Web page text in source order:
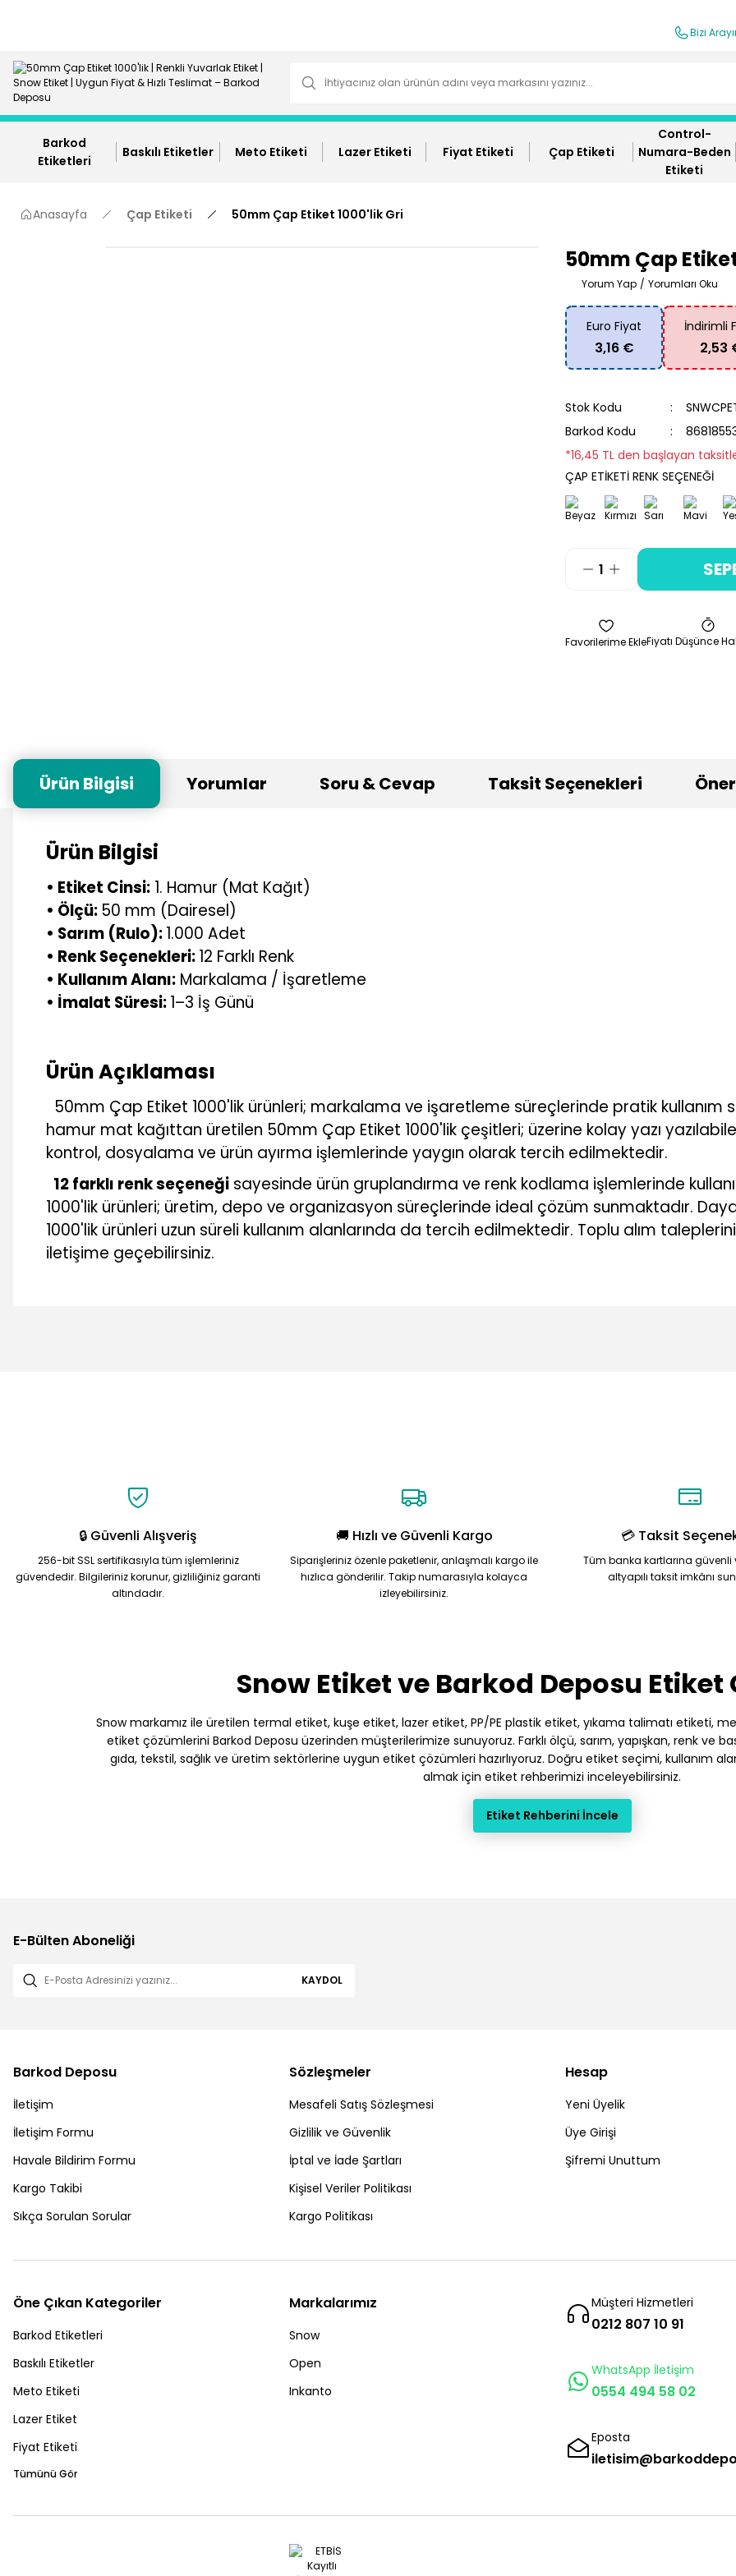
Bizi
Barkod
Etiketleri
Baskılı Etiketler Meto Etiketi Lazer Etiketi Fiyat Etiketi Çap Etiketi
Control-
Numara-Beden
Etiketi
Anasayfa Çap Etiketi 50mm Çap Etiket 1000'lik Gri
50mm Çap
Yorum Yap / Yorumları Oku
Euro Fiyat
3,16 €
İndirimli
2,53
Stok Kodu
Barkod Kodu
*16,45 TL den başlayan
ÇAP ETİKETİ RENK SEÇENEĞİ
Fiyatı Düşünce
Ürün Bilgisi Yorumlar Soru & Cevap Taksit Seçenekleri
Ürün Bilgisi
• Etiket Cinsi: 1. Hamur (Mat Kağıt)
• Ölçü:50 mm (Dairesel)
• Sarım (Rulo):1.000 Adet
• Renk Seçenekleri:12 Farklı Renk
• Kullanım Alanı: Markalama / İşaretleme
• İmalat Süresi:1–3 İş Günü
Ürün Açıklaması
50mm Çap Etiket 1000'lik ürünleri; markalama ve işaretleme süreçlerinde pratik kullanım
hamur mat kağıttan üretilen 50mm Çap Etiket 1000'lik çeşitleri; üzerine kolay yazı
kontrol, dosyalama ve ürün ayırma işlemlerinde yaygın olarak tercih edilmektedir.
12 farklı renk seçeneği sayesinde ürün gruplandırma ve renk kodlama işlemlerinde
1000'lik ürünleri; üretim, depo ve organizasyon süreçlerinde ideal çözüm sunmaktadır.
1000'lik ürünleri uzun süreli kullanım alanlarında da tercih edilmektedir. Toplu alım
iletişime geçebilirsiniz.
Bu ürüne benzer farklı alternatifler olmalı.
🔒 Güvenli Alışveriş
256-bit SSL sertifikasıyla tüm işlemleriniz
güvendedir. Bilgileriniz korunur, gizliliğiniz garanti
altındadır.
🚚 Hızlı ve Güvenli Kargo
Siparişleriniz özenle paketlenir, anlaşmalı kargo ile
hızlıca gönderilir. Takip numarasıyla kolayca
izleyebilirsiniz.
💳 Taksit
Tüm banka kartlarına güvenli
altyapılı taksit imkânı
Snow Etiket ve Barkod Deposu
Snow markamız ile üretilen termal etiket, kuşe etiket, lazer etiket, PP/PE plastik etiket, yıkama talimatı etiketi,
etiket çözümlerini Barkod Deposu üzerinden müşterilerimize sunuyoruz. Farklı ölçü, sarım, yapışkan, renk ve
gıda, tekstil, sağlık ve üretim sektörlerine uygun etiket çözümleri hazırlıyoruz. Doğru etiket seçimi, kullanım
almak için etiket rehberimizi inceleyebilirsiniz.
Etiket Rehberini İncele
E-Bülten Aboneliği
KAYDOL
Barkod Deposu
İletişim
İletişim Formu
Havale Bildirim Formu
Kargo Takibi
Sıkça Sorulan Sorular
Sözleşmeler
Mesafeli Satış Sözleşmesi
Gizlilik ve Güvenlik
İptal ve İade Şartları
Kişisel Veriler Politikası
Kargo Politikası
Hesap
Yeni Üyelik
Üye Girişi
Şifremi Unuttum
Öne Çıkan Kategoriler
Barkod Etiketleri
Baskılı Etiketler
Meto Etiketi
Lazer Etiket
Fiyat Etiketi
Tümünü Gör
Markalarımız
Snow
Open
Inkanto
Müşteri Hizmetleri
0212 807 10 91
WhatsApp İletişim
0554 494 58 02
Eposta